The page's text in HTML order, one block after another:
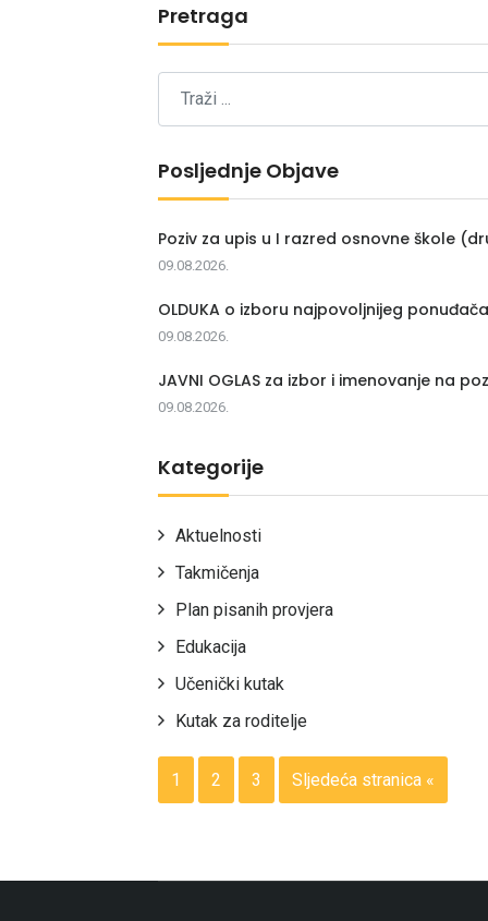
Pretraga
Posljednje Objave
Poziv za upis u I razred osnovne škole
09.08.2026.
OLDUKA o izboru najpovoljnijeg
09.08.2026.
JAVNI OGLAS za izbor i imenovanje na
09.08.2026.
Kategorije
Aktuelnosti
Takmičenja
Plan pisanih provjera
Edukacija
Učenički kutak
Kutak za roditelje
1 2 3 Sljedeća stranica «